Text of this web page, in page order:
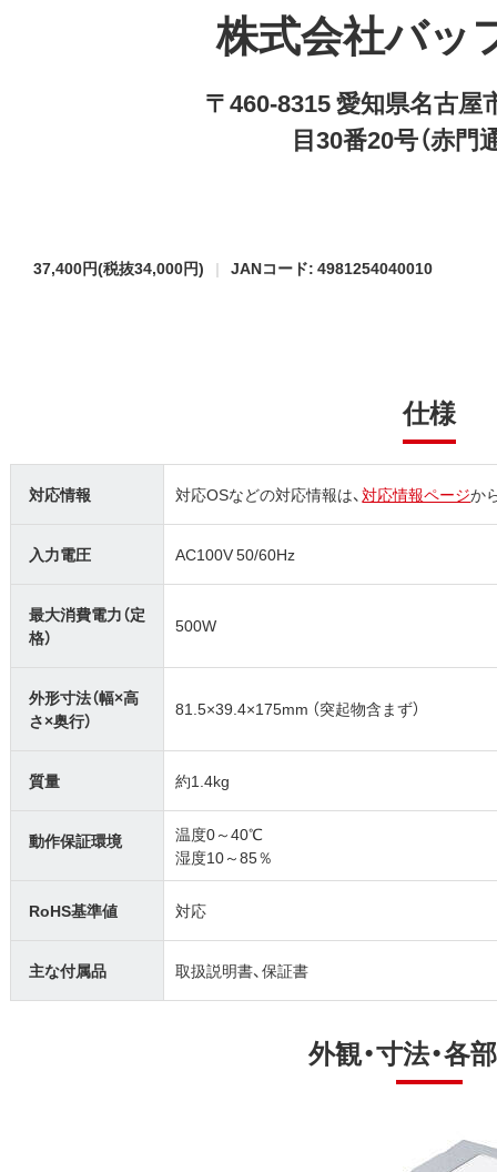
株式会社バッ
〒460-8315 愛知県名古屋
目30番20号（赤門
37,400円(税抜34,000円) JANコード: 4981254040010
仕様
対応情報 対応OSなどの対応情報は、対応情報ページか
入力電圧 AC100V 50/60Hz
最大消費電力（定
格）
500W
外形寸法（幅×高
さ×奥行）
81.5×39.4×175mm （突起物含まず）
質量 約1.4kg
動作保証環境
温度0～40℃
湿度10～85％
RoHS基準値 対応
主な付属品 取扱説明書、保証書
外観・寸法・各